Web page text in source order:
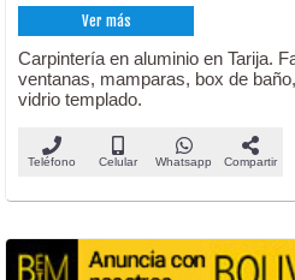
Ver más
Carpintería en aluminio en Tarija.
ventanas, mamparas, box de
vidrio templado.
Teléfono Celular Whatsapp Compartir